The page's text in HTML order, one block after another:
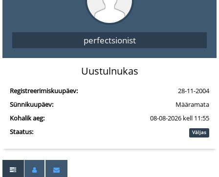
perfectsionist
Uustulnukas
Registreerimiskuupäev:
28-11-2004
Sünnikuupäev:
Määramata
Kohalik aeg:
08-08-2026 kell 11:55
Staatus:
Väljas